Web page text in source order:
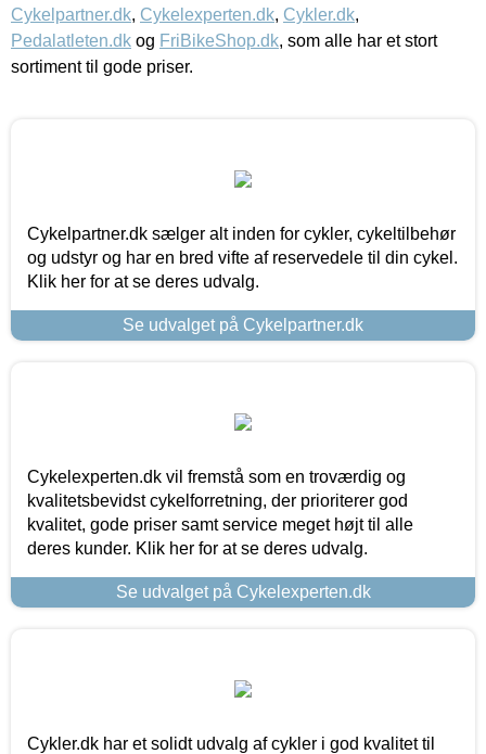
Cykelpartner.dk, Cykelexperten.dk, Cykler.dk,
Pedalatleten.dk og FriBikeShop.dk, som alle har et stort
sortiment til gode priser.
Cykelpartner.dk sælger alt inden for cykler, cykeltilbehør
og udstyr og har en bred vifte af reservedele til din cykel.
Klik her for at se deres udvalg.
Se udvalget på Cykelpartner.dk
Cykelexperten.dk vil fremstå som en troværdig og
kvalitetsbevidst cykelforretning, der prioriterer god
kvalitet, gode priser samt service meget højt til alle
deres kunder. Klik her for at se deres udvalg.
Se udvalget på Cykelexperten.dk
Cykler.dk har et solidt udvalg af cykler i god kvalitet til